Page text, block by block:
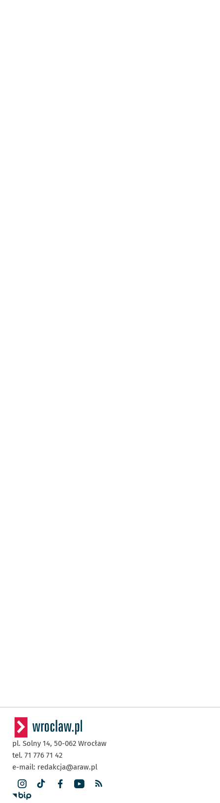
pl. Solny 14, 50-062 Wrocław
tel. 71 776 71 42
e-mail: redakcja@araw.pl